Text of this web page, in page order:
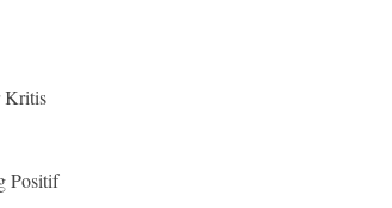
Kritis
Positif